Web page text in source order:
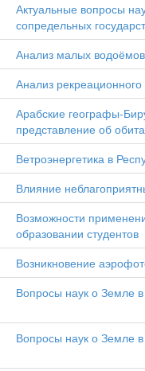
Актуальные вопросы
сопредельных
Анализ малых
Анализ
Арабские географы-
представление об
Ветроэнергетика в
Влияние
Возможности
образовании студентов
Возникновение
Вопросы наук о Земле в
Вопросы наук о Земле в